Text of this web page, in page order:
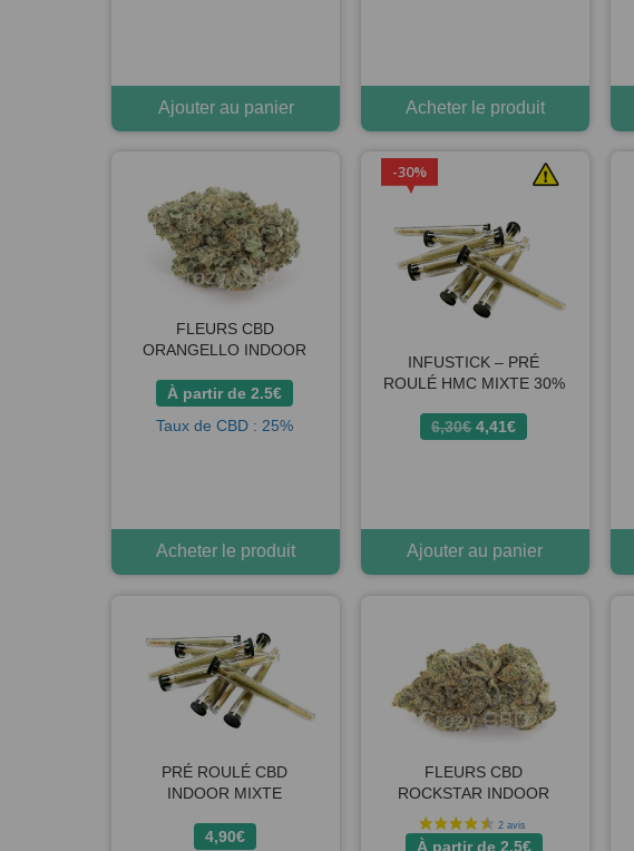
Ajouter au panier Acheter le produit
FLEURS CBD
ORANGELLO INDOOR
À partir de2.5€
Taux de CBD : 25%
Acheter le produit
30%
INFUSTICK – PRÉ
ROULÉ HMC MIXTE 30%
6,30€ Le
4,41€Le
Ajouter au panier
PRÉ ROULÉ CBD
INDOOR MIXTE
4,90€
FLEURS CBD
ROCKSTAR INDOOR
À partir de 2.5€